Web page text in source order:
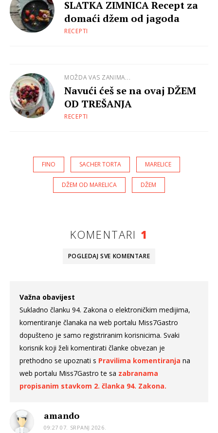
SLATKA ZIMNICA Recept za
domaći džem od jagoda
RECEPTI
MOŽDA VAS ZANIMA...
Navući ćeš se na ovaj DŽEM
OD TREŠANJA
RECEPTI
FINO SACHER TORTA MARELICE
DŽEM OD MARELICA DŽEM
KOMENTARI 1
POGLEDAJ SVE KOMENTARE
Važna obavijest
Sukladno članku 94. Zakona o elektroničkim medijima,
komentiranje članaka na web portalu Miss7Gastro
dopušteno je samo registriranim korisnicima. Svaki
korisnik koji želi komentirati članke obvezan je
prethodno se upoznati s Pravilima komentiranja na
web portalu Miss7Gastro te sa zabranama
propisanim stavkom 2. članka 94. Zakona.
amando
09:27 07. SRPANJ 2026.